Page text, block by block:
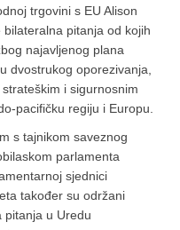
trgovini s EU Alison
pitanja od kojih
najavljenog plana
dvostrukog oporezivanja,
i sigurnosnim
pacifičku regiju i Europu.
s tajnikom saveznog
parlamenta
sjednici
također su održani
pitanja u Uredu